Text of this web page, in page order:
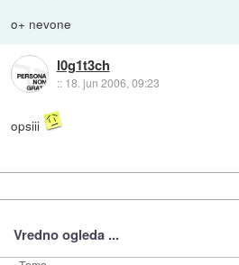
o+ nevone
l0g1t3ch
:: 18. jun 2006, 09:23
opsiii
Vredno ogleda ...